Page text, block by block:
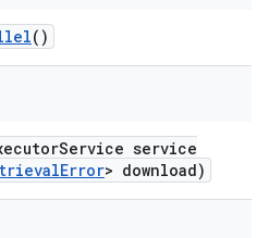
()
Service service
Error> download)